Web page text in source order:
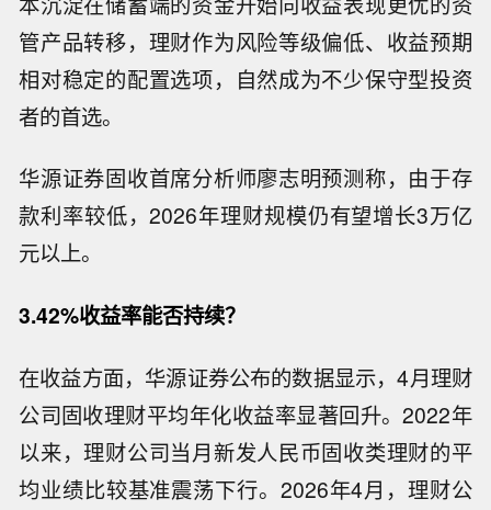
管产品转移，理财作为风险等级偏低、收益预期
相对稳定的配置选项，自然成为不少保守型投资
者的首选。
华源证券固收首席分析师廖志明预测称，由于存
款利率较低，2026年理财规模仍有望增长3万亿
元以上。
3.42%收益率能否持续？
在收益方面，华源证券公布的数据显示，4月理财
公司固收理财平均年化收益率显著回升。2022年
以来，理财公司当月新发人民币固收类理财的平
均业绩比较基准震荡下行。2026年4月，理财公